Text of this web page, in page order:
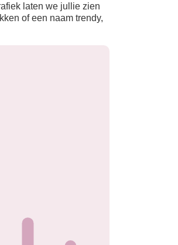
laten we jullie zien
of een naam trendy,